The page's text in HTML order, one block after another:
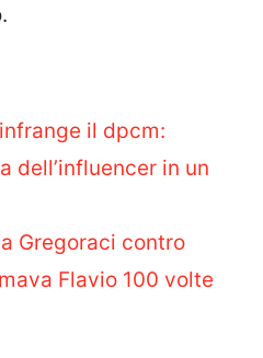
il dpcm:
dell’influencer in un
Gregoraci contro
Flavio 100 volte